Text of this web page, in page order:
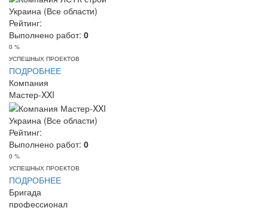
Украина (Все области)
Рейтинг:
Выполнено работ: 0
0 %
УСПЕШНЫХ ПРОЕКТОВ
ПОДРОБНЕЕ
Компания
Мастер-XXI
Украина (Все области)
Рейтинг:
Выполнено работ: 0
0 %
УСПЕШНЫХ ПРОЕКТОВ
ПОДРОБНЕЕ
Бригада
профессионал